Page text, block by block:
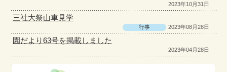
2023年10月31日
三社大祭山車見学
行事 2023年08月28日
園だより63号を掲載しました
2023年04月28日